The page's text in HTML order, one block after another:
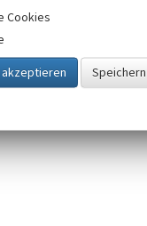
Geierswalde
Cookies